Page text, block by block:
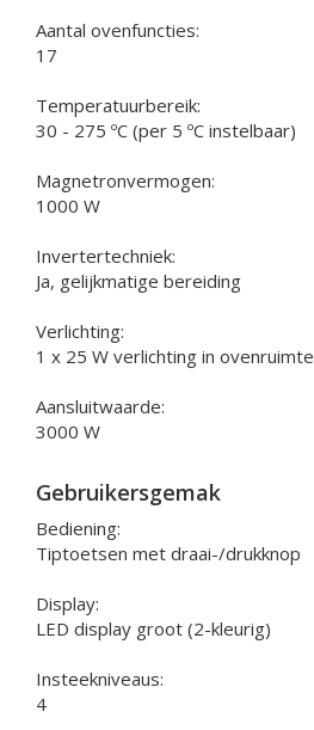
Aantal ovenfuncties:
17
Temperatuurbereik:
30 - 275 ºC (per 5 ºC instelbaar)
Magnetronvermogen:
1000 W
Invertertechniek:
Ja, gelijkmatige bereiding
Verlichting:
1 x 25 W verlichting in ovenruimte
Aansluitwaarde:
3000 W
Gebruikersgemak
Bediening:
Tiptoetsen met draai-/drukknop
Display:
LED display groot (2-kleurig)
Insteekniveaus:
4